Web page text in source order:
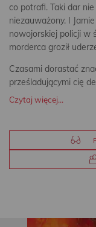
co potrafi. Taki dar
niezauważony. I
nowojorskiej policji w
morderca groził
Czasami dorastać
prześladującymi cię
Czytaj więcej...